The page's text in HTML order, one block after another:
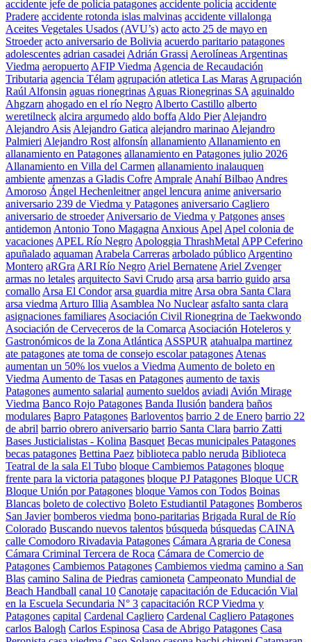
accidente jefe de policia patagones accidente policia accidente
Pradere accidente rotonda islas malvinas accidente villalonga
Aceites Vegetales Usados (AVU’s) acto acto 25 de mayo en
Stroeder acto aniversario de Bolivia acuerdo paritario patagones
adolescentes adrian casadei Adrián Grassi Aerolíneas Argentinas
Viedma aeropuerto AFIP Viedma Agencia de Recaudación
Tributaria agencia Télam agrupación atletica Las Maras Agrupación
Raúl Alfonsin aguas rionegrinas Aguas Rionegrinas SA aguinaldo
Ahgzarn ahogado en el río Negro Alberto Castillo alberto
weretilneck alcira argumedo aldo boffa Aldo Pier Alejandro
Alejandro Asis Alejandro Gatica alejandro marinao Alejandro
Palmieri Alejandro Rost alfonsín allanamiento Allanamiento en
allanamiento en Patagones allanamiento en Patagones julio 2026
Allanamiento en Villa del Carmen allanamiento inalauquen
ambiente amenzas a Gladis Cofre Amprale Anahí Bilbao Andres
Amoroso Ángel Hechenleitner angel lencura anime aniversario
aniversario 239 de Viedma y Patagones aniversario Cagliero
aniversario de stroeder Aniversario de Viedma y Patgones anses
antidemon Antonio Tono Magagna Anxious Apel Apel colonia de
vacaciones APEL Río Negro Apologgia ThrashMetal APP Ceferino
apuñalado aquaman Arabela Carreras arbolado público Argentino
Montero aRGra ARI Río Negro Ariel Bernatene Ariel Zvenger
armas no letales arquitecto Savi Crudo arsa arsa barrio guido arsa
comallo Arsa El Condor arsa guardia mitre Arsa obra Santa Clara
arsa viedma Arturo Illia Asamblea No Nuclear asfalto santa clara
asignaciones familiares Asociación Civil Rionegrina de Taekwondo
Asociación de Cerveceros de la Comarca Asociación Hoteleros y
Gastronómicos de la Zona Atlántica ASSPUR atahualpa martinez
ate patagones ate toma de consejo escolar patagones Atenas
aumentan un 50% los vuelos a Viedma Aumento de boleto en
Viedma Aumento de Tasas en Patagones aumento de taxis
Patagones aumento salarial aumento sueldos aviadi Avión Mirage
Viedma Banco Rojo Patagones Banda Ilusión bandera baños
modulares Bapro Patagones Barloventos barrio 2 de Enero barrio 22
de abril barrio obrero aniversario barrio Santa Clara barrio Zatti
Bases Justicialistas - Kolina Basquet Becas municipales Patagones
becas patagones Bettina Paez biblioteca pablo neruda Biblioteca
Teatral de la sala El Tubo bloque Cambiemos Patagones bloque
frente para la victoria patagones bloque PJ Patagones Bloque UCR
Bloque Unión por Patagones bloque Vamos con Todos Boinas
Blancas boleto de colectivo Boleto Estudiantil Patagones Bomberos
San Javier bomberos viedma bono-paritarias Brigada Rural de Río
Colorado Buscando nuevos talentos búsqueda búsquedas CAINA
calle Comodoro Rivadavia Patagones Cámara Agraria de Conesa
Cámara Criminal Tercera de Roca Cámara de Comercio de
Patagones Cambiemos Patagones Cambiemos viedma camino a San
Blas camino Salina de Piedras camioneta Campeonato Mundial de
Beach Handball canal 10 Canotaje capacitación de Educación Vial
en la Escuela Secundaria N° 3 capacitación RCP Viedma y
Patagones capital Cardenal Cagliero Cardenal Cagliero Patagones
carlos Balogh Carlos Espinosa Casa de Abrigo Patagones Casa